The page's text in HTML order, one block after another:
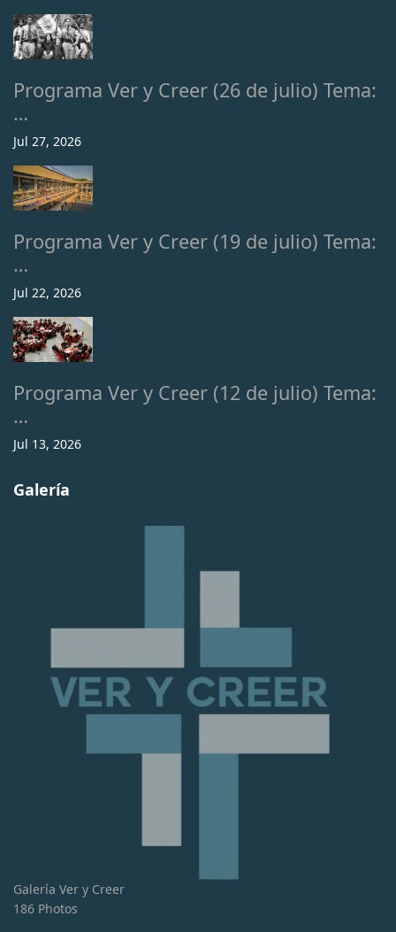
Programa Ver y Creer (26 de julio) Tema:
…
Jul 27, 2026
Programa Ver y Creer (19 de julio) Tema:
…
Jul 22, 2026
Programa Ver y Creer (12 de julio) Tema:
…
Jul 13, 2026
Galería
Galería Ver y Creer
186 Photos